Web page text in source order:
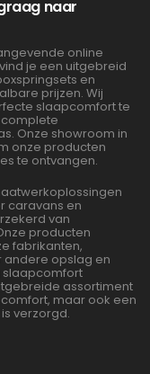
naar
online
je een uitgebreid
en
prijzen. Wij
slaapcomfort te
Onze showroom in
onze producten
te ontvangen.
caravans en
van
producten
fabrikanten,
opslag en
slaapcomfort
assortiment
maar ook een
verzorgd.